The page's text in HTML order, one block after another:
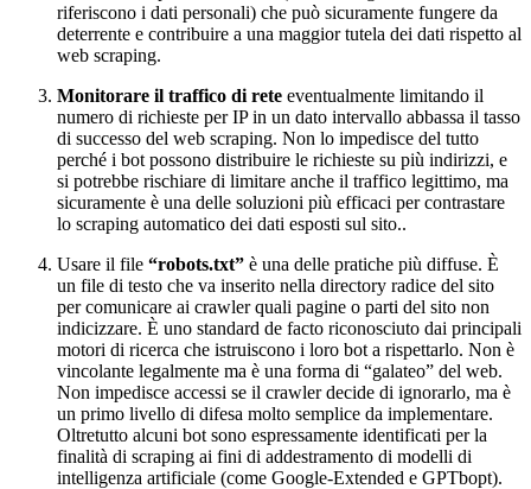
riferiscono i dati personali) che può sicuramente fungere da
deterrente e contribuire a una maggior tutela dei dati rispetto al
web scraping.
Monitorare il traffico di rete eventualmente limitando il
numero di richieste per IP in un dato intervallo abbassa il tasso
di successo del web scraping. Non lo impedisce del tutto
perché i bot possono distribuire le richieste su più indirizzi, e
si potrebbe rischiare di limitare anche il traffico legittimo, ma
sicuramente è una delle soluzioni più efficaci per contrastare
lo scraping automatico dei dati esposti sul sito..
Usare il file “robots.txt” è una delle pratiche più diffuse. È
un file di testo che va inserito nella directory radice del sito
per comunicare ai crawler quali pagine o parti del sito non
indicizzare. È uno standard de facto riconosciuto dai principali
motori di ricerca che istruiscono i loro bot a rispettarlo. Non è
vincolante legalmente ma è una forma di “galateo” del web.
Non impedisce accessi se il crawler decide di ignorarlo, ma è
un primo livello di difesa molto semplice da implementare.
Oltretutto alcuni bot sono espressamente identificati per la
finalità di scraping ai fini di addestramento di modelli di
intelligenza artificiale (come Google-Extended e GPTbopt).